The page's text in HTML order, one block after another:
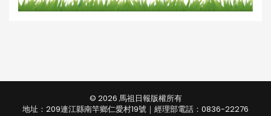
© 2026 馬祖日報版權所有
地址：209連江縣南竿鄉仁愛村19號｜經理部電話：0836-22276